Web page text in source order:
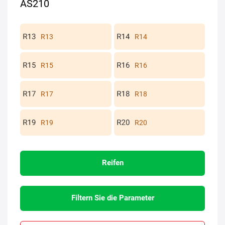
AS210
R13 R14
R15 R16
R17 R18
R19 R20
Reifen
Filtern Sie die Parameter